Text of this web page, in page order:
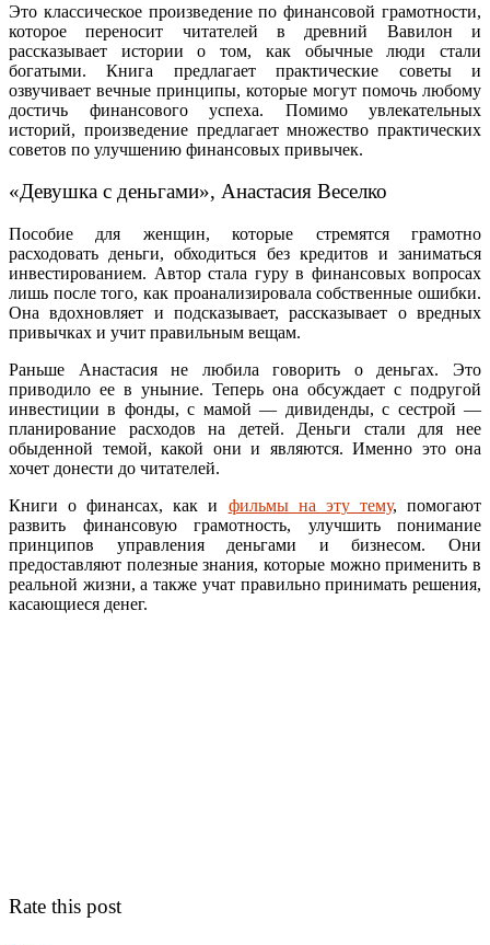
Это классическое произведение по финансовой грамотности,
которое переносит читателей в древний Вавилон и
рассказывает истории о том, как обычные люди стали
богатыми. Книга предлагает практические советы и
озвучивает вечные принципы, которые могут помочь любому
достичь финансового успеха. Помимо увлекательных
историй, произведение предлагает множество практических
советов по улучшению финансовых привычек.
«Девушка с деньгами», Анастасия Веселко
Пособие для женщин, которые стремятся грамотно
расходовать деньги, обходиться без кредитов и заниматься
инвестированием. Автор стала гуру в финансовых вопросах
лишь после того, как проанализировала собственные ошибки.
Она вдохновляет и подсказывает, рассказывает о вредных
привычках и учит правильным вещам.
Раньше Анастасия не любила говорить о деньгах. Это
приводило ее в уныние. Теперь она обсуждает с подругой
инвестиции в фонды, с мамой — дивиденды, с сестрой —
планирование расходов на детей. Деньги стали для нее
обыденной темой, какой они и являются. Именно это она
хочет донести до читателей.
Книги о финансах, как и фильмы на эту тему, помогают
развить финансовую грамотность, улучшить понимание
принципов управления деньгами и бизнесом. Они
предоставляют полезные знания, которые можно применить в
реальной жизни, а также учат правильно принимать решения,
касающиеся денег.
Rate this post